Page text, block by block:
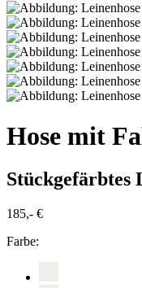
Hose mit
Stückgefärbtes
185,- €
Farbe: